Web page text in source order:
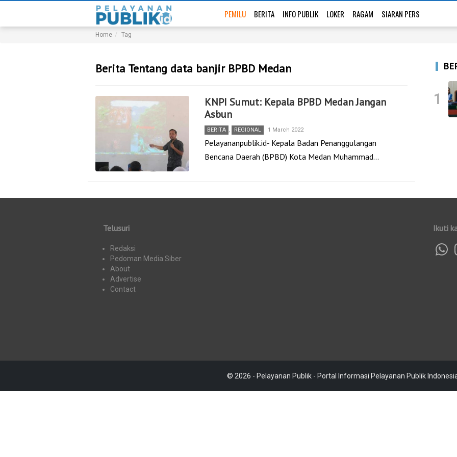
PEMILU BERITA INFO PUBLIK LOKER RAGAM SIARAN PERS
Home Tag
Berita Tentang data banjir BPBD Medan
KNPI Sumut: Kepala BPBD Medan Jangan
Asbun
BERITA , REGIONAL 1 March 2022
Pelayananpublik.id- Kepala Badan Penanggulangan
Bencana Daerah (BPBD) Kota Medan Muhammad…
1
Telusuri
Redaksi
Pedoman Media Siber
About
Advertise
Contact
Ikuti
© 2026 - Pelayanan Publik - Portal Informasi Pelayanan Publik